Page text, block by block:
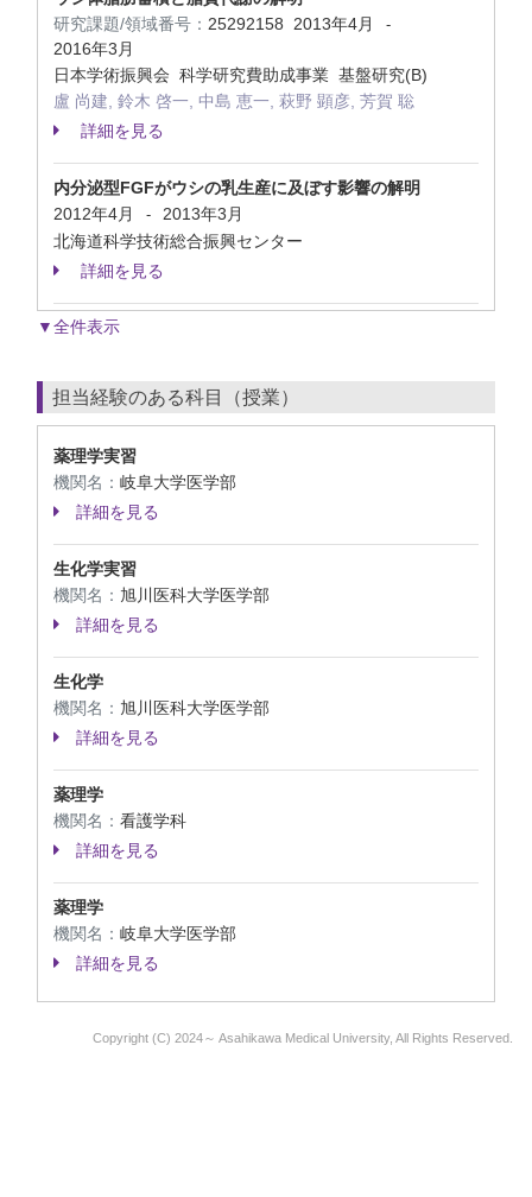
研究課題/領域番号： 25292158 2013年4月 -
2016年3月
日本学術振興会 科学研究費助成事業 基盤研究(B)
盧 尚建, 鈴木 啓一, 中島 恵一, 萩野 顕彦, 芳賀 聡
詳細を見る
内分泌型FGFがウシの乳生産に及ぼす影響の解明
2012年4月
-
2013年3月
北海道科学技術総合振興センター
詳細を見る
▼全件表示
担当経験のある科目（授業）
薬理学実習
機関名： 岐阜大学医学部
詳細を見る
生化学実習
機関名： 旭川医科大学医学部
詳細を見る
生化学
機関名： 旭川医科大学医学部
詳細を見る
薬理学
機関名： 看護学科
詳細を見る
薬理学
機関名： 岐阜大学医学部
詳細を見る
Copyright (C) 2024～ Asahikawa Medical University, All Rights Reserved.